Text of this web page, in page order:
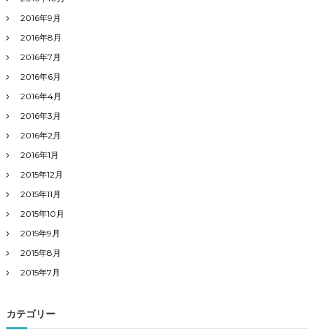
2016年9月
2016年8月
2016年7月
2016年6月
2016年4月
2016年3月
2016年2月
2016年1月
2015年12月
2015年11月
2015年10月
2015年9月
2015年8月
2015年7月
カテゴリー